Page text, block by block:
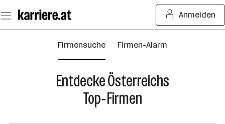
Seiteninhalt
springen
Anmelden
Firmensuche Firmen-Alarm
Entdecke Österreichs
Top‑Firmen